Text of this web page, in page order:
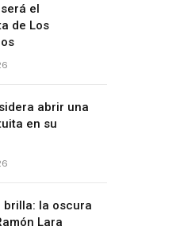
el
de Los
abrir una
en su
brilla: la oscura
Lara